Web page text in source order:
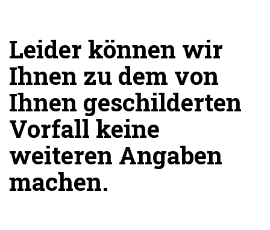
Leider können wir
Ihnen zu dem von
Ihnen geschilderten
Vorfall keine
weiteren Angaben
machen.